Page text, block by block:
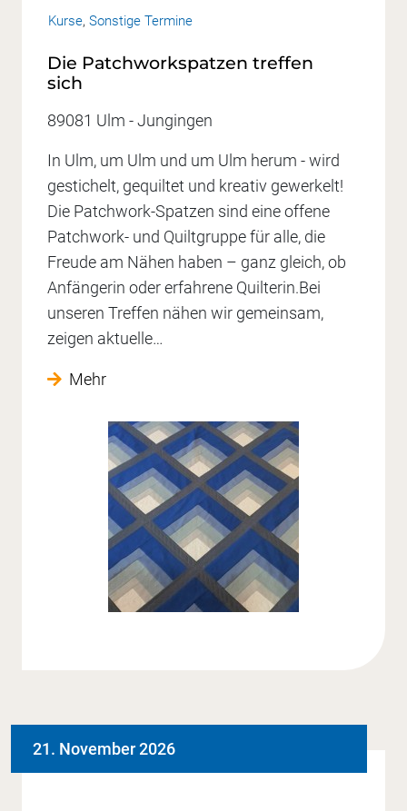
Kurse, Sonstige Termine
Die Patchworkspatzen treffen
sich
89081 Ulm - Jungingen
In Ulm, um Ulm und um Ulm herum - wird
gestichelt, gequiltet und kreativ gewerkelt!
Die Patchwork-Spatzen sind eine offene
Patchwork- und Quiltgruppe für alle, die
Freude am Nähen haben – ganz gleich, ob
Anfängerin oder erfahrene Quilterin.Bei
unseren Treffen nähen wir gemeinsam,
zeigen aktuelle…
Mehr
21. November 2026